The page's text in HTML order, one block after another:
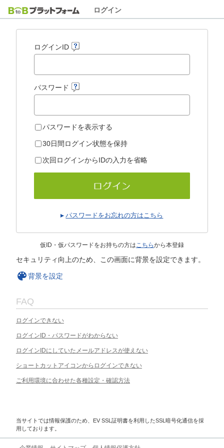
ログイン
ログインID
パスワード
パスワードを表示する
30日間ログイン状態を保持
次回ログインからIDの入力を省略
パスワードをお忘れの方はこちら
仮ID・仮パスワードをお持ちの方はこちらから本登録
セキュリティ向上のため、この画面に背景を設定できます。
背景を設定
FAQ
ログインできない
ログインID・パスワードがわからない
ログインIDにしていたメールアドレスが使えない
ショートカットアイコンからログインできない
ご利用環境に合わせた各種設定・確認方法
当サイトでは情報保護のため、EV SSL証明書を利用したSSL暗号化通信を採
用しております。